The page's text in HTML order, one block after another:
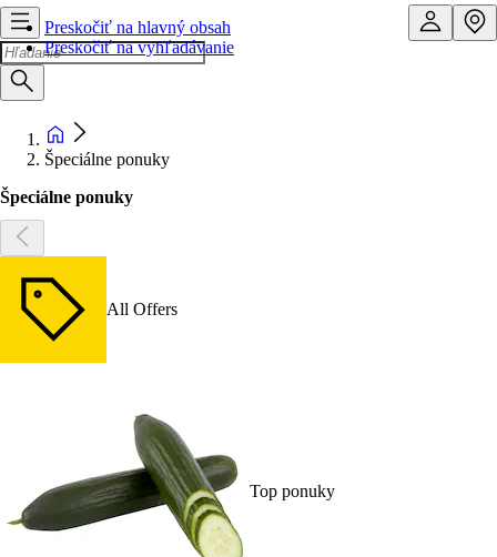
Preskočiť na hlavný obsah
Preskočiť na vyhľadávanie
Špeciálne ponuky
Špeciálne ponuky
All Offers
Top ponuky